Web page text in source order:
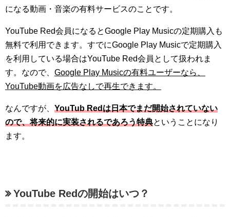
になる動画・音楽の有料サービスのことです。
YouTube Red会員になるとGoogle Play Musicの定期購入も
無料で利用できます。すでにGoogle Play Musicで定期購入
を利用している場合はYouTube Red会員として扱われま
す。なので、 Google Play Musicの有料ユーザーなら、
YouTube動画を広告なしで再生できます。
なんですが、 YouTub Redは日本でまだ開始されていない
ので、将来的に実装されるであろう特典ということになり
ます。
YouTube Redの開始はいつ？